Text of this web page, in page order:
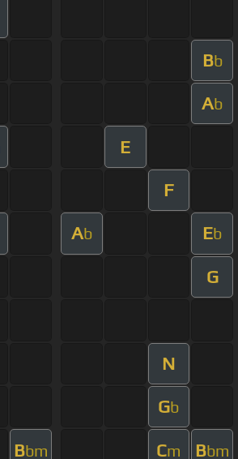
Bb
Ab
E
F
Ab Eb
G
N
Gb
Bbm Cm Bbm